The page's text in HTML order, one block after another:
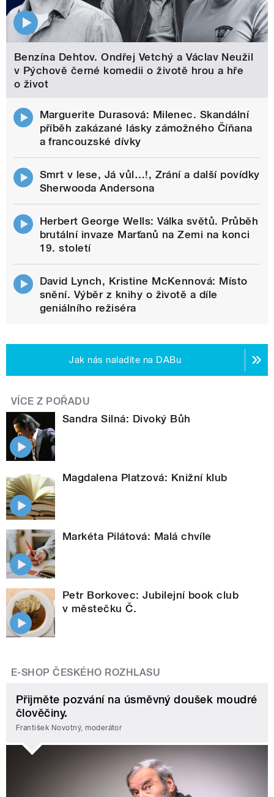
Benzína Dehtov. Ondřej Vetchý a Václav Neužil
v Pýchově černé komedii o životě hrou a hře
o život
Marguerite Durasová: Milenec. Skandální
příběh zakázané lásky zámožného Číňana
a francouzské dívky
Smrt v lese, Já vůl…!, Zrání a další povídky
Sherwooda Andersona
Herbert George Wells: Válka světů. Průběh
brutální invaze Marťanů na Zemi na konci
19. století
David Lynch, Kristine McKennová: Místo
snění. Výběr z knihy o životě a díle
geniálního režiséra
Jak nás naladíte na DABu
VÍCE Z POŘADU
Sandra Silná: Divoký Bůh
Magdalena Platzová: Knižní klub
Markéta Pilátová: Malá chvíle
Petr Borkovec: Jubilejní book club
v městečku Č.
E-SHOP ČESKÉHO ROZHLASU
Přijměte pozvání na úsměvný doušek moudré
člověčiny.
František Novotný, moderátor